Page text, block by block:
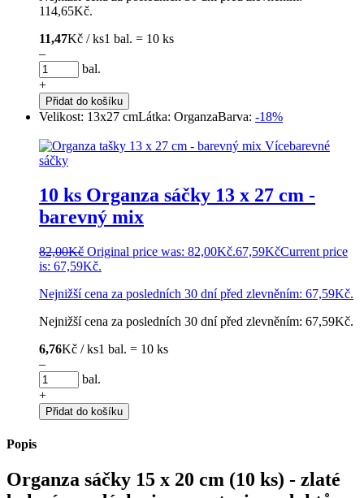
114,65Kč.
11,47Kč / ks1 bal. = 10 ks
–
bal.
+
Přidat do košíku
Velikost: 13x27 cmLátka: OrganzaBarva: -18%
10 ks Organza sáčky 13 x 27 cm -
barevný mix
82,00Kč Original price was: 82,00Kč.67,59KčCurrent price
is: 67,59Kč.
Nejnižší cena za posledních 30 dní před zlevněním: 67,59Kč.
Nejnižší cena za posledních 30 dní před zlevněním: 67,59Kč.
6,76Kč / ks1 bal. = 10 ks
–
bal.
+
Přidat do košíku
Popis
Organza sáčky 15 x 20 cm (10 ks) - zlaté